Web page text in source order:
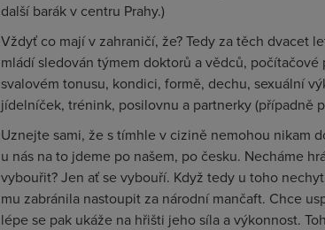
další barák v centru Prahy.)
Vždyť co mají v zahraničí, že? Tedy za těch dvacet
mládí sledován týmem doktorů a vědců,
svalovém tonusu, kondici, formě, dechu, sexuální
jídelníček, trénink, posilovnu a partnerky (případně
Uznejte sami, že s tímhle v cizině nemohou nikam
u nás na to jdeme po našem, po česku. Necháme
vybouřit? Jen ať se vybouří. Když tedy u toho
mu zabránila nastoupit za národní mančaft. Chce
lépe se pak ukáže na hřišti jeho síla a výkonnost.